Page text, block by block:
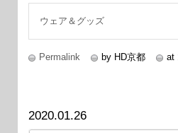
ウェア＆グッズ
Permalink by HD京都 at
2020.01.26